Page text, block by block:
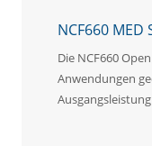
NCF660 MED
Die NCF660
Anwendungen